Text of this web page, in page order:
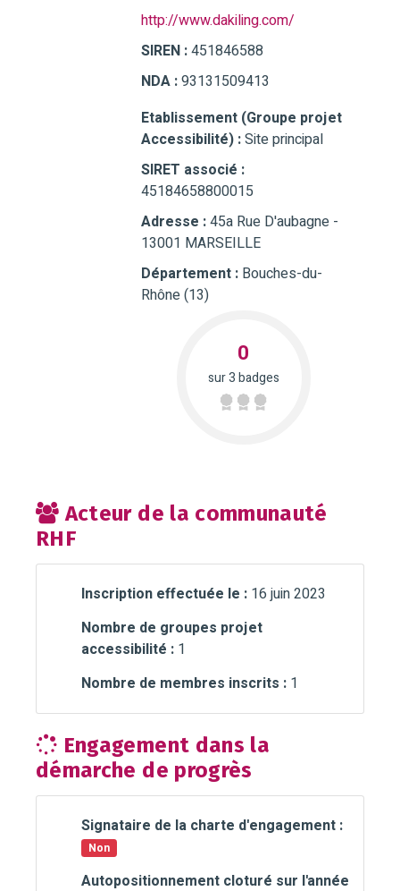
http://www.dakiling.com/
SIREN :451846588
NDA :93131509413
Etablissement (Groupe projet
Accessibilité) :Site principal
SIRET associé :
45184658800015
Adresse :45a Rue D'aubagne -
13001 MARSEILLE
Département : Bouches-du-
Rhône (13)
0
sur 3 badges
Acteur de la communauté
RHF
Inscription effectuée le : 16 juin 2023
Nombre de groupes projet
accessibilité : 1
Nombre de membres inscrits : 1
Engagement dans la
démarche de progrès
Signataire de la charte d'engagement :
Non
Autopositionnement cloturé sur l'année